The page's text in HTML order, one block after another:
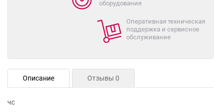
оборудования
Оперативная техническая
поддержка и сервисное
обслуживание
Описание Отзывы 0
чс